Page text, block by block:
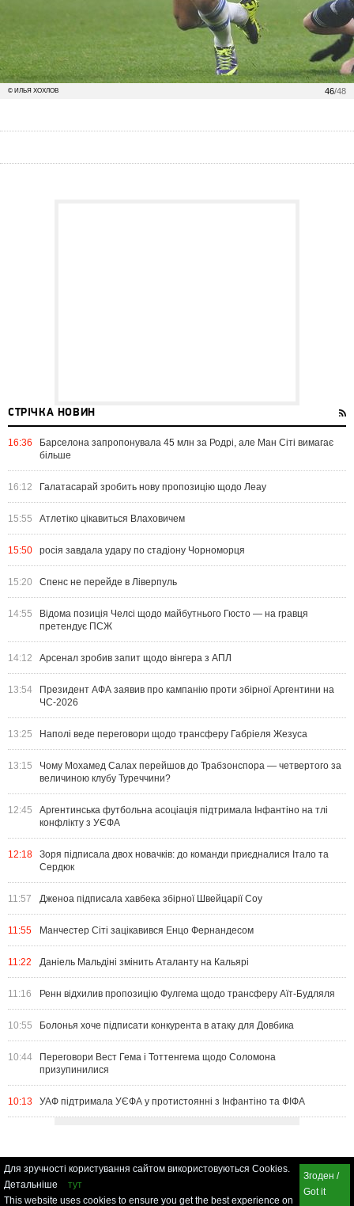
46/48
© ИЛЬЯ ХОХЛОВ
СТРІЧКА НОВИН
16:36
Барселона запропонувала 45 млн за Родрі, але Ман Сіті вимагає
більше
16:12 Галатасарай зробить нову пропозицію щодо Леау
15:55 Атлетіко цікавиться Влаховичем
15:50 росія завдала удару по стадіону Чорноморця
15:20 Спенс не перейде в Ліверпуль
14:55
Відома позиція Челсі щодо майбутнього Гюсто — на гравця
претендує ПСЖ
14:12 Арсенал зробив запит щодо вінгера з АПЛ
13:54
Президент АФА заявив про кампанію проти збірної Аргентини на
ЧС-2026
13:25 Наполі веде переговори щодо трансферу Габріеля Жезуса
13:15
Чому Мохамед Салах перейшов до Трабзонспора — четвертого за
величиною клубу Туреччини?
12:45
Аргентинська футбольна асоціація підтримала Інфантіно на тлі
конфлікту з УЄФА
12:18
Зоря підписала двох новачків: до команди приєдналися Італо та
Сердюк
11:57 Дженоа підписала хавбека збірної Швейцарії Соу
11:55 Манчестер Сіті зацікавився Енцо Фернандесом
11:22 Даніель Мальдіні змінить Аталанту на Кальярі
11:16 Ренн відхилив пропозицію Фулгема щодо трансферу Аїт-Будляля
10:55 Болонья хоче підписати конкурента в атаку для Довбика
10:44
Переговори Вест Гема і Тоттенгема щодо Соломона
призупинилися
10:13 УАФ підтримала УЄФА у протистоянні з Інфантіно та ФІФА
Для зручності користування сайтом використовуються Cookies.
Детальніше
тут
This website uses cookies to ensure you get the best experience on
Згоден /
Got it